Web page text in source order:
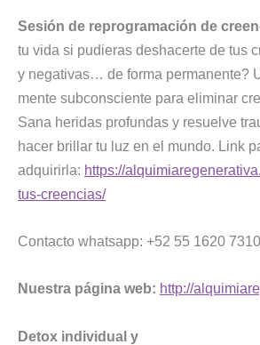
Sesión de reprogramación de
tu vida si pudieras deshacerte de tus
y negativas… de forma permanente?
mente subconsciente para eliminar
Sana heridas profundas y resuelve
hacer brillar tu luz en el mundo. Link
adquirirla: https://
tus-creencias/
Contacto whatsapp: +52 55 1620 7310
Nuestra página web: http://
Detox individual y